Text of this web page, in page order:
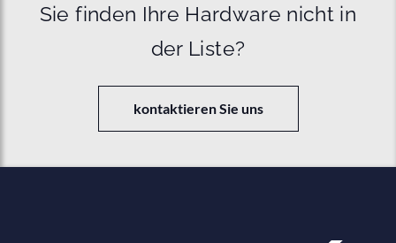
Sie finden Ihre Hardware nicht in
der Liste?
kontaktieren Sie uns